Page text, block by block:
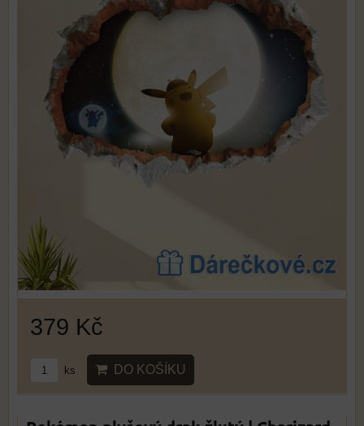
379 Kč
ks DO KOŠÍKU